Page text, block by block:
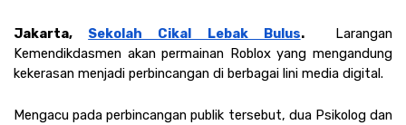
Jakarta, Sekolah Cikal Lebak Bulus. Larangan
Kemendikdasmen akan permainan Roblox yang mengandung
kekerasan menjadi perbincangan di berbagai lini media digital.
Mengacu pada perbincangan publik tersebut, dua Psikolog dan